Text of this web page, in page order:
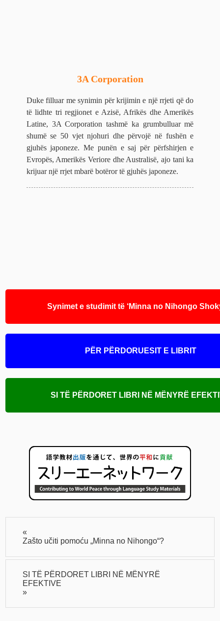
3A Corporation
Duke filluar me synimin për krijimin e një rrjeti që do
të lidhte tri regjionet e Azisë, Afrikës dhe Amerikës
Latine, 3A Corporation tashmë ka grumbulluar më
shumë se 50 vjet njohuri dhe përvojë në fushën e
gjuhës japoneze. Me punën e saj për përfshirjen e
Evropës, Amerikës Veriore dhe Australisë, ajo tani ka
krijuar një rrjet mbarë botëror të gjuhës japoneze.
Synimet e studimit të ‘Minna no Nihongo
PËR PËRDORUESIT E LIBRIT
SI TË PËRDORET LIBRI NË MËNYRË
«
Zašto učiti pomoću „Minna no Nihongo“?
SI TË PËRDORET LIBRI NË MËNYRË
EFEKTIVE
»